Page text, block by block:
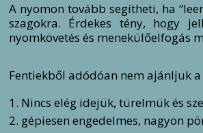
A nyomon tovább segítheti, ha
szagokra. Érdekes tény, hogy
nyomkövetés és menekülőelfogás
Fentiekből adódóan nem ajánljuk
Nincs elég idejük, türelmük és
gépiesen engedelmes, nagyon